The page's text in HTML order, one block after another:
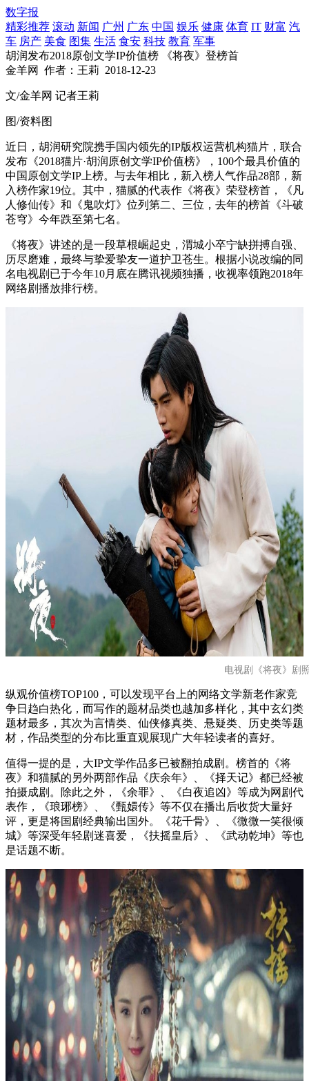
数字报
精彩推荐 滚动 新闻 广州 广东 中国 娱乐 健康 体育 IT 财富 汽
车 房产 美食 图集 生活 食安 科技 教育 军事
胡润发布2018原创文学IP价值榜 《将夜》登榜首
金羊网
作者：王莉 2018-12-23
文/金羊网 记者王莉
图/资料图
近日，胡润研究院携手国内领先的IP版权运营机构猫片，联合
发布《2018猫片·胡润原创文学IP价值榜》，100个最具价值的
中国原创文学IP上榜。与去年相比，新入榜人气作品28部，新
入榜作家19位。其中，猫腻的代表作《将夜》荣登榜首，《凡
人修仙传》和《鬼吹灯》位列第二、三位，去年的榜首《斗破
苍穹》今年跌至第七名。
《将夜》讲述的是一段草根崛起史，渭城小卒宁缺拼搏自强、
历尽磨难，最终与挚爱挚友一道护卫苍生。根据小说改编的同
名电视剧已于今年10月底在腾讯视频独播，收视率领跑2018年
网络剧播放排行榜。
电视剧《将夜》剧
纵观价值榜TOP100，可以发现平台上的网络文学新老作家竞
争日趋白热化，而写作的题材品类也越加多样化，其中玄幻类
题材最多，其次为言情类、仙侠修真类、悬疑类、历史类等题
材，作品类型的分布比重直观展现广大年轻读者的喜好。
值得一提的是，大IP文学作品多已被翻拍成剧。榜首的《将
夜》和猫腻的另外两部作品《庆余年》、《择天记》都已经被
拍摄成剧。除此之外，《余罪》、《白夜追凶》等成为网剧代
表作，《琅琊榜》、《甄嬛传》等不仅在播出后收货大量好
评，更是将国剧经典输出国外。《花千骨》、《微微一笑很倾
城》等深受年轻剧迷喜爱，《扶摇皇后》、《武动乾坤》等也
是话题不断。